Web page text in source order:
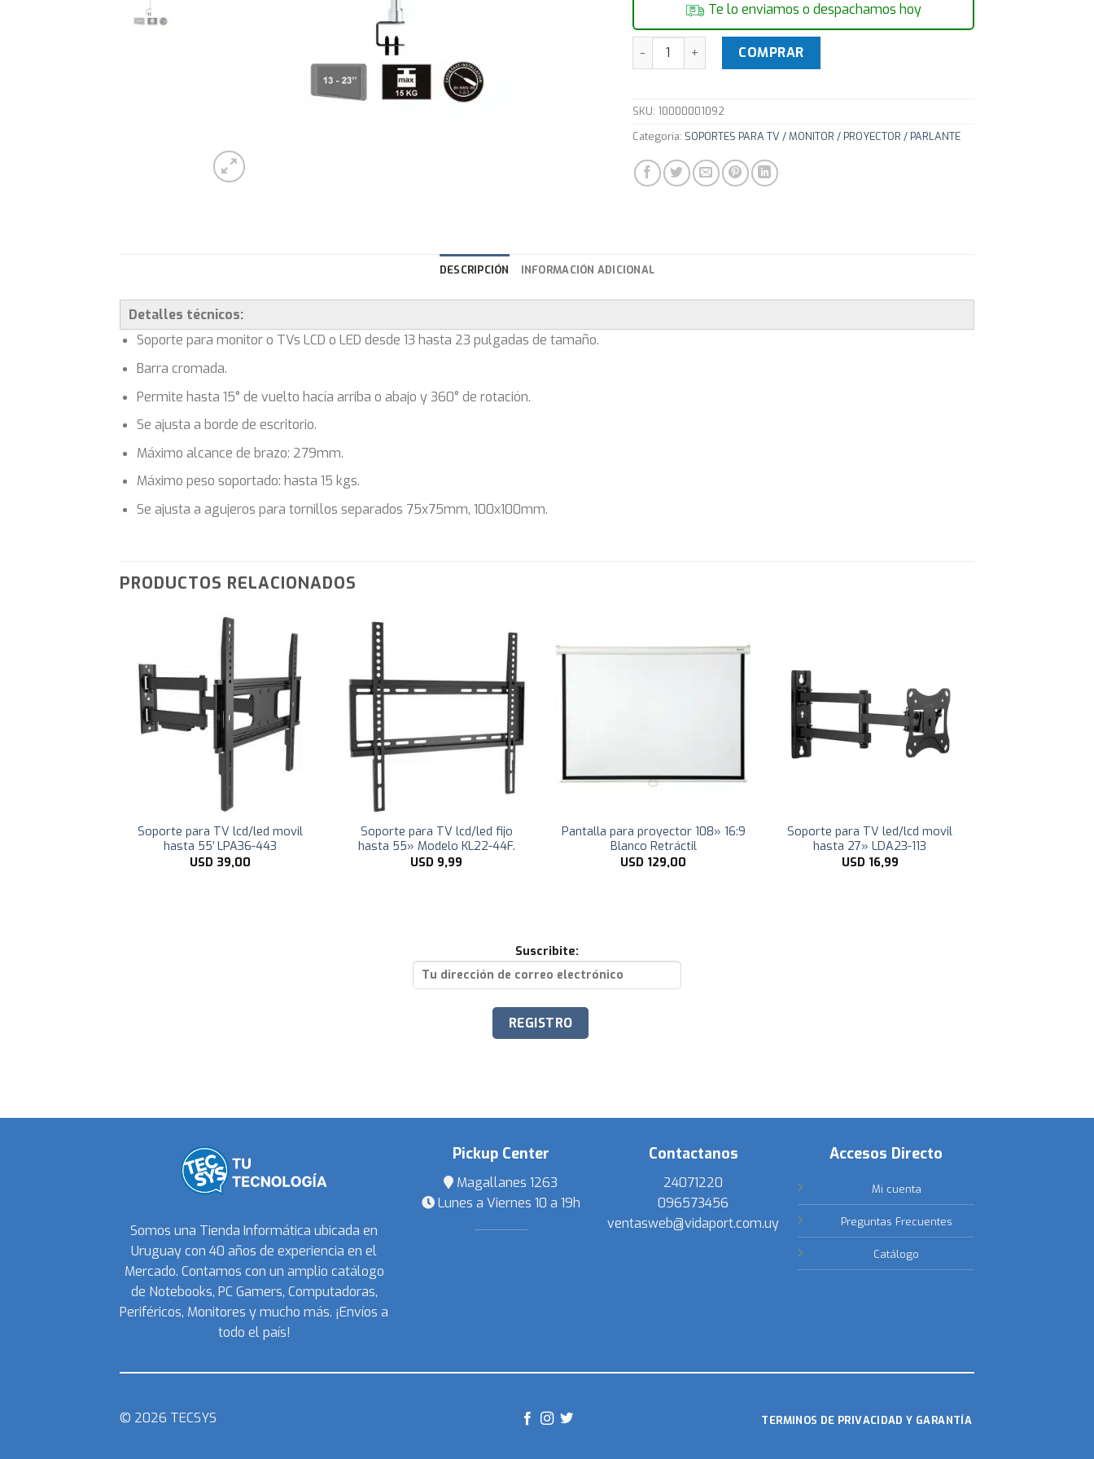
Te lo enviamos o despachamos hoy
Soporte cromado largo de escritorio para monitor hasta 23'' LCD-T12
COMPRAR
SKU: 10000001092
Categoría: SOPORTES PARA TV / MONITOR / PROYECTOR / PARLANTE
DESCRIPCIÓN INFORMACIÓN ADICIONAL
Detalles técnicos:
Soporte para monitor o TVs LCD o LED desde 13 hasta 23 pulgadas de tamaño.
Barra cromada.
Permite hasta 15° de vuelto hacía arriba o abajo y 360° de rotación.
Se ajusta a borde de escritorio.
Máximo alcance de brazo: 279mm.
Máximo peso soportado: hasta 15 kgs.
Se ajusta a agujeros para tornillos separados 75x75mm, 100x100mm.
PRODUCTOS RELACIONADOS
Soporte para TV lcd/led movil
hasta 55′ LPA36-443
USD 39,00
Soporte para TV lcd/led fijo
hasta 55» Modelo KL22-44F.
USD 9,99
Pantalla para proyector 108» 16:9
Blanco Retráctil
USD 129,00
Soporte para TV led/lcd movil
hasta 27» LDA23-113
USD 16,99
Suscribite:
Somos una Tienda Informática ubicada en
Uruguay con 40 años de experiencia en el
Mercado. Contamos con un amplio catálogo
de Notebooks, PC Gamers, Computadoras,
Periféricos, Monitores y mucho más. ¡Envíos a
todo el país!
Pickup Center
Magallanes 1263
Lunes a Viernes 10 a 19h
Contactanos
24071220
096573456
ventasweb@vidaport.com.uy
Accesos Directo
Mi cuenta
Preguntas Frecuentes
Catálogo
© 2026 TECSYS TERMINOS DE PRIVACIDAD Y GARANTÍA